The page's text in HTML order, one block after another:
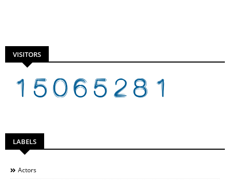
VISITORS
LABELS
Actors